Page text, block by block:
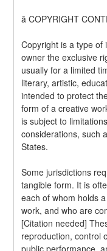
â COPYRIGHT
Copyright is a type of
owner the exclusive
usually for a limited
literary, artistic,
intended to protect
form of a creative
is subject to
considerations, such
States.
Some jurisdictions
tangible form. It is
each of whom holds
work, and who are
[Citation needed]
reproduction, control
public performance,